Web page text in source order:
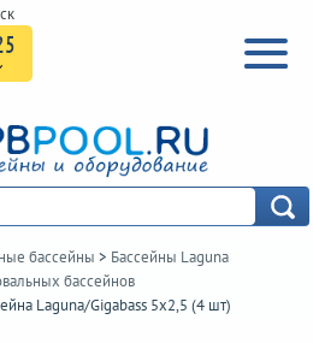
бассейны > Бассейны Laguna
бассейнов
Laguna/Gigabass 5х2,5 (4 шт)